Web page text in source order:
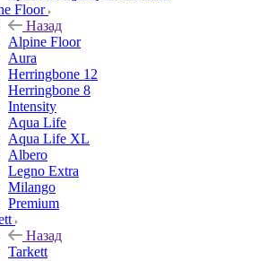
Floor
Назад
Alpine Floor
Aura
Herringbone 12
Herringbone 8
Intensity
Aqua Life
Aqua Life XL
Albero
Legno Extra
Milango
Premium
Назад
Tarkett